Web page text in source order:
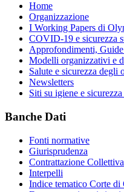
Home
Organizzazione
I Working Papers di
COVID-19 e sicurezza
Approfondimenti, Guide
Modelli organizzativi e
Salute e sicurezza degli
Newsletters
Siti su igiene e
Banche Dati
Fonti normative
Giurisprudenza
Contrattazione Collettiva
Interpelli
Indice tematico Corte di